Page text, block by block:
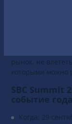
рынок, не
которыми можно
SBC Summit
событие года
Когда: 29